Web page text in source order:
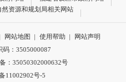
然资源和规划局相关网站
网站地图 | 使用帮助 |
网站声明
码：3505000087
：35050302000632号
11002902号-5